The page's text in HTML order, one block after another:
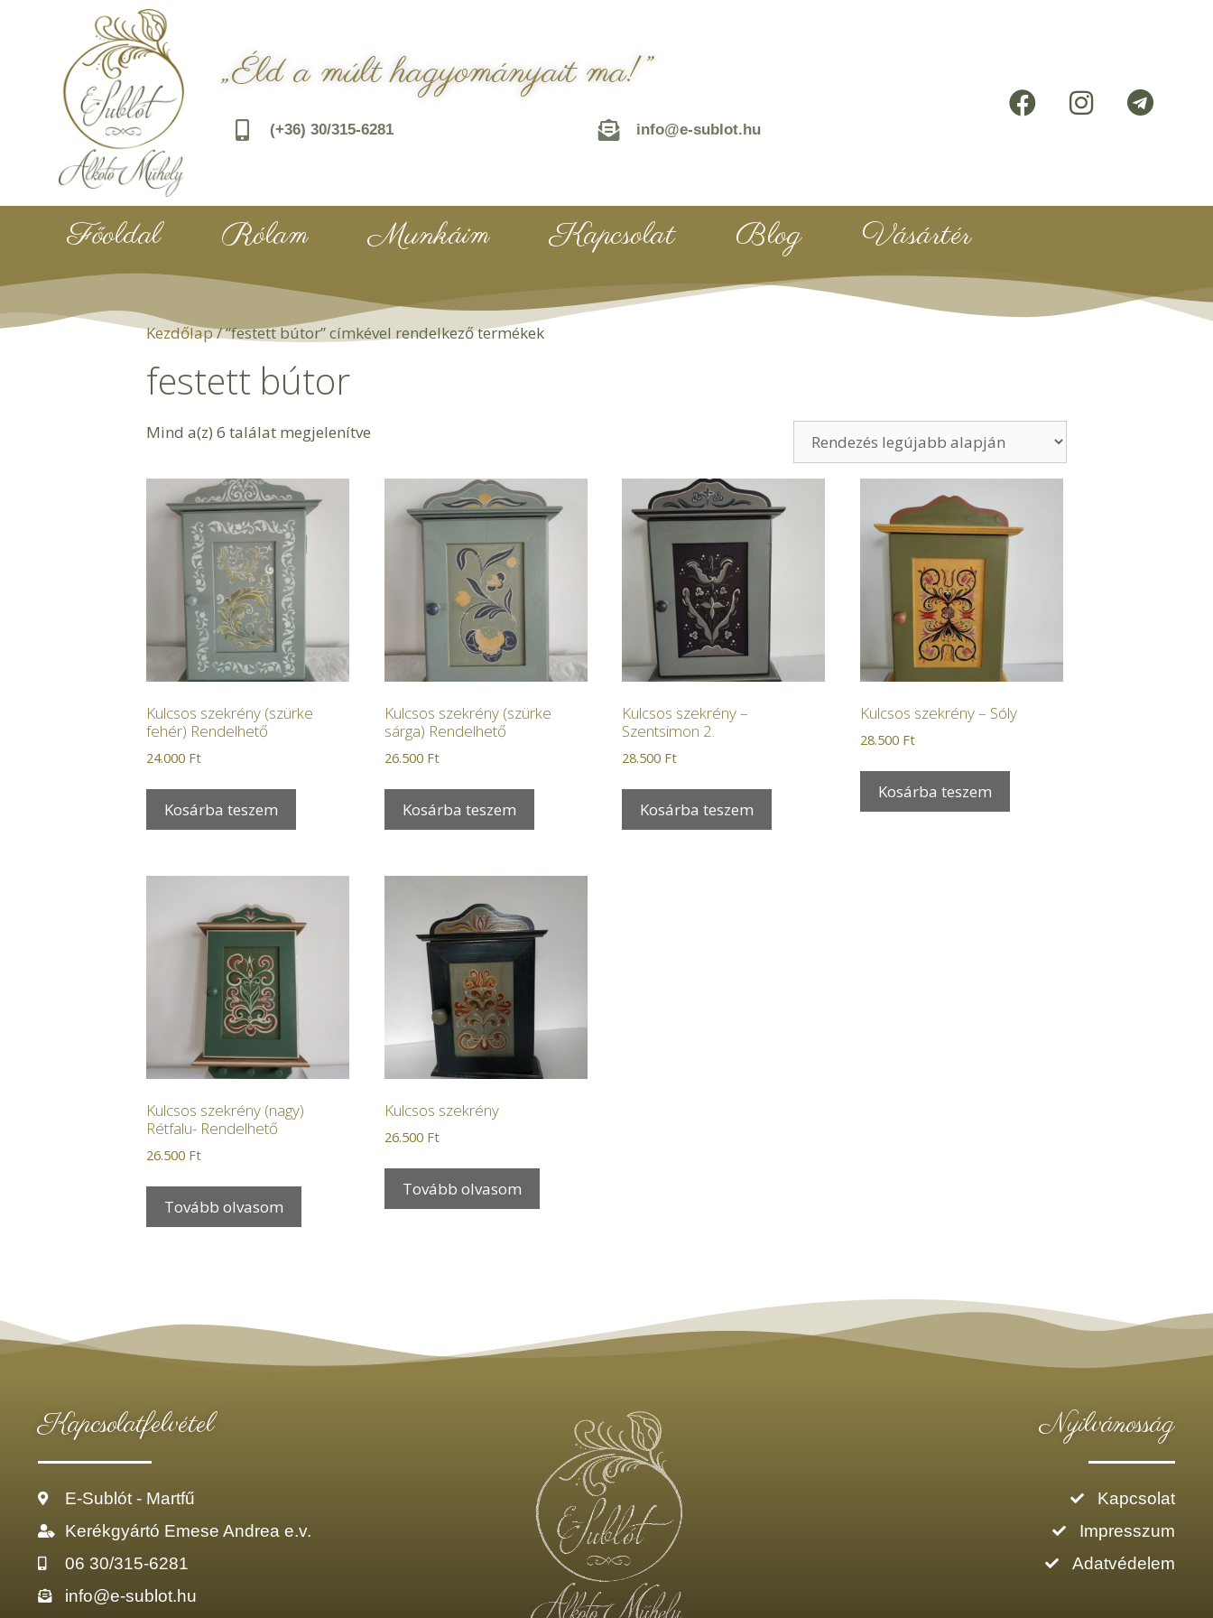
„Éld a múlt hagyományait ma!”
(+36) 30/315-6281 info@e-sublot.hu
Főoldal Rólam Munkáim Kapcsolat Blog Vásártér
Kezdőlap/ “festett bútor” címkével rendelkező termékek
festett bútor
Mind a(z) 6 találat megjelenítve
Kulcsos szekrény (szürke
fehér) Rendelhető
24.000 Ft
Kosárba teszem
Kulcsos szekrény (szürke
sárga) Rendelhető
26.500 Ft
Kosárba teszem
Kulcsos szekrény –
Szentsimon 2.
28.500 Ft
Kosárba teszem
Kulcsos szekrény – Sóly
28.500 Ft
Kosárba teszem
Kulcsos szekrény (nagy)
Rétfalu- Rendelhető
26.500 Ft
Tovább olvasom
Kulcsos szekrény
26.500 Ft
Tovább olvasom
Kapcsolatfelvétel
E-Sublót - Martfű
Kerékgyártó Emese Andrea e.v.
06 30/315-6281
info@e-sublot.hu
Nyilvánosság
Kapcsolat
Impresszum
Adatvédelem